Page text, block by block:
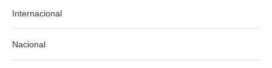
Internacional
Nacional